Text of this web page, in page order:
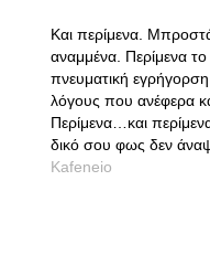
Και περίμενα.
αναμμένα. Περίμενα
πνευματική
λόγους που ανέφερα
Περίμενα…και
δικό σου φως δεν
Kafeneio